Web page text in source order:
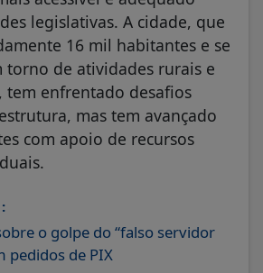
legislativas. A cidade, que
16 mil habitantes e se
torno de atividades rurais e
tem enfrentado desafios
mas tem avançado
com apoio de recursos
o golpe do “falso servidor
pedidos de PIX